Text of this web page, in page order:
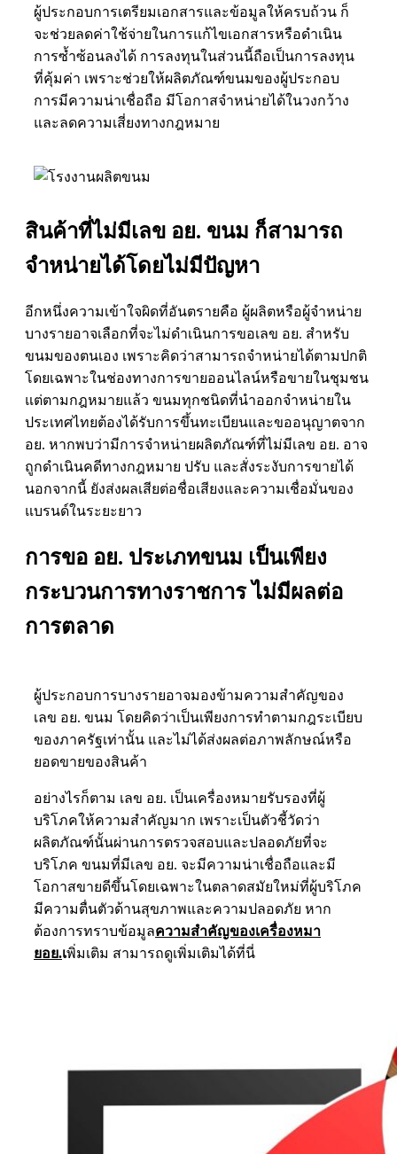
ผู้ประกอบการเตรียมเอกสารและข้อมูลให้ครบถ้วน ก็
จะช่วยลดค่าใช้จ่ายในการแก้ไขเอกสารหรือดำเนิน
การซ้ำซ้อนลงได้ การลงทุนในส่วนนี้ถือเป็นการลงทุน
ที่คุ้มค่า เพราะช่วยให้ผลิตภัณฑ์ขนมของผู้ประกอบ
การมีความน่าเชื่อถือ มีโอกาสจำหน่ายได้ในวงกว้าง
และลดความเสี่ยงทางกฎหมาย
สินค้าที่ไม่มีเลข อย. ขนม ก็สามารถ
จำหน่ายได้โดยไม่มีปัญหา
อีกหนึ่งความเข้าใจผิดที่อันตรายคือ ผู้ผลิตหรือผู้จำหน่าย
บางรายอาจเลือกที่จะไม่ดำเนินการขอเลข อย. สำหรับ
ขนมของตนเอง เพราะคิดว่าสามารถจำหน่ายได้ตามปกติ
โดยเฉพาะในช่องทางการขายออนไลน์หรือขายในชุมชน
แต่ตามกฎหมายแล้ว ขนมทุกชนิดที่นำออกจำหน่ายใน
ประเทศไทยต้องได้รับการขึ้นทะเบียนและขออนุญาตจาก
อย. หากพบว่ามีการจำหน่ายผลิตภัณฑ์ที่ไม่มีเลข อย. อาจ
ถูกดำเนินคดีทางกฎหมาย ปรับ และสั่งระงับการขายได้
นอกจากนี้ ยังส่งผลเสียต่อชื่อเสียงและความเชื่อมั่นของ
แบรนด์ในระยะยาว
การขอ อย. ประเภทขนม เป็นเพียง
กระบวนการทางราชการ ไม่มีผลต่อ
การตลาด
ผู้ประกอบการบางรายอาจมองข้ามความสำคัญของ
เลข อย. ขนม โดยคิดว่าเป็นเพียงการทำตามกฎระเบียบ
ของภาครัฐเท่านั้น และไม่ได้ส่งผลต่อภาพลักษณ์หรือ
ยอดขายของสินค้า
อย่างไรก็ตาม เลข อย. เป็นเครื่องหมายรับรองที่ผู้
บริโภคให้ความสำคัญมาก เพราะเป็นตัวชี้วัดว่า
ผลิตภัณฑ์นั้นผ่านการตรวจสอบและปลอดภัยที่จะ
บริโภค ขนมที่มีเลข อย. จะมีความน่าเชื่อถือและมี
โอกาสขายดีขึ้นโดยเฉพาะในตลาดสมัยใหม่ที่ผู้บริโภค
มีความตื่นตัวด้านสุขภาพและความปลอดภัย หาก
ต้องการทราบข้อมูลความสำคัญของเครื่องหมา
ยอย.เพิ่มเติม สามารถดูเพิ่มเติมได้ที่นี่